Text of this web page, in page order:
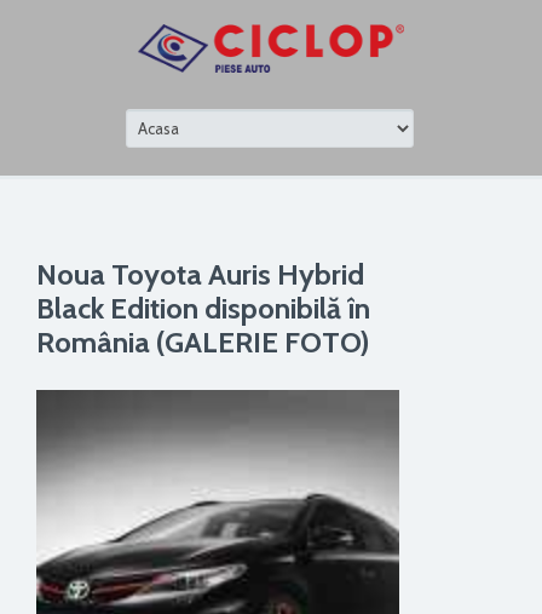
Noua Toyota Auris Hybrid
Black Edition disponibilă în
România (GALERIE FOTO)